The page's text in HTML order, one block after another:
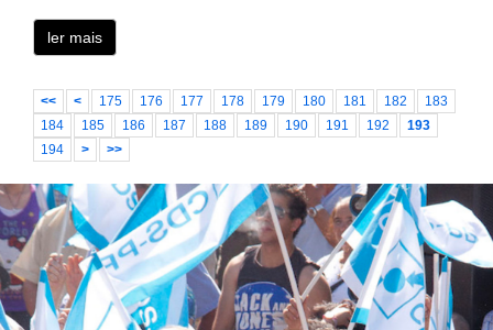
ler mais
<< < 175 176 177 178 179 180 181 182
183
184
185 186 187 188 189 190 191 192
193
194
> >>